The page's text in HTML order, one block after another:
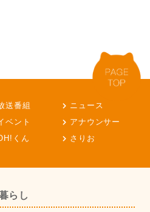
送番組
ニュース
ベント
アナウンサー
くん さりお
らし